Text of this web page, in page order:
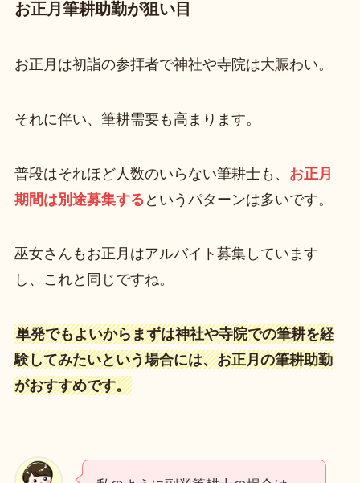
お正月筆耕助勤が狙い目
お正月は初詣の参拝者で神社や寺院は大賑わい。
それに伴い、筆耕需要も高まります。
普段はそれほど人数のいらない筆耕士も、 お正月
期間は別途募集する というパターンは多いです。
巫女さんもお正月はアルバイト募集しています
し、これと同じですね。
単発でもよいからまずは神社や寺院での筆耕を経
験してみたいという場合には、お正月の筆耕助勤
がおすすめです。